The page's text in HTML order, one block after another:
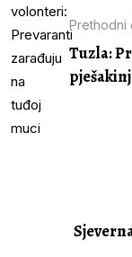
Prethodni
Tuzla: